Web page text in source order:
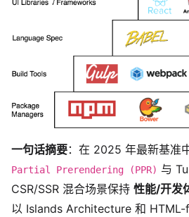
一句话摘要：在 2025 年最新基准中
Partial Prerendering (PPR) 与
CSR/SSR 混合场景保持 性能/开发
以 Islands Architecture 和